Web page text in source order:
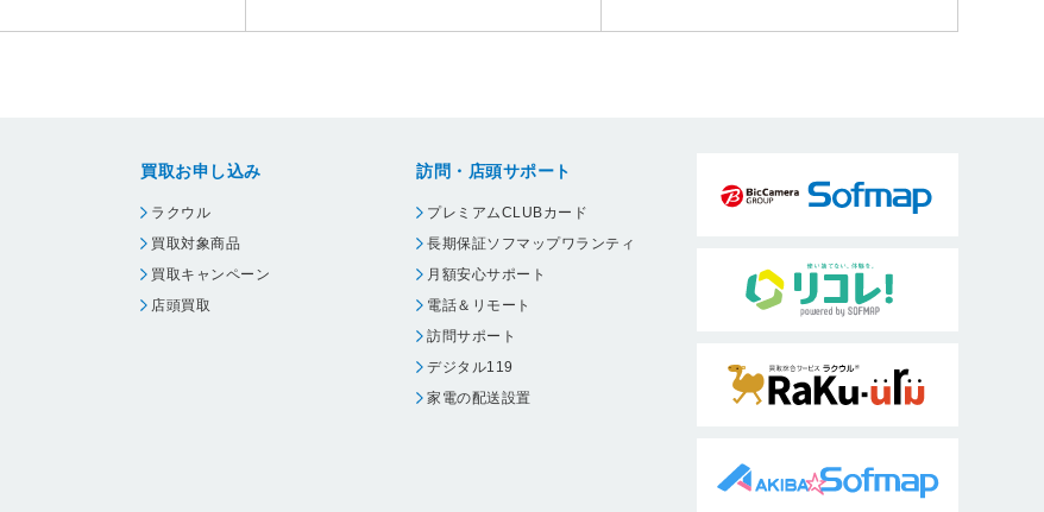
買取お申し込み
ラクウル
買取対象商品
買取キャンペーン
店頭買取
訪問・店頭サポート
プレミアムCLUBカード
長期保証ソフマップワランティ
月額安心サポート
電話＆リモート
訪問サポート
デジタル119
家電の配送設置